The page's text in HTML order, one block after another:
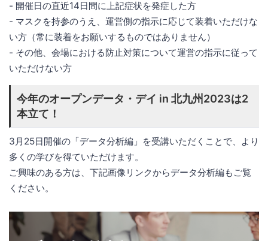
- 開催日の直近14日間に上記症状を発症した方
- マスクを持参のうえ、運営側の指示に応じて装着いただけな
い方（常に装着をお願いするものではありません）
- その他、会場における防止対策について運営の指示に従って
いただけない方
今年のオープンデータ・デイ in 北九州2023は2
本立て！
3月25日開催の「データ分析編」を受講いただくことで、より
多くの学びを得ていただけます。
ご興味のある方は、下記画像リンクからデータ分析編もご覧
ください。